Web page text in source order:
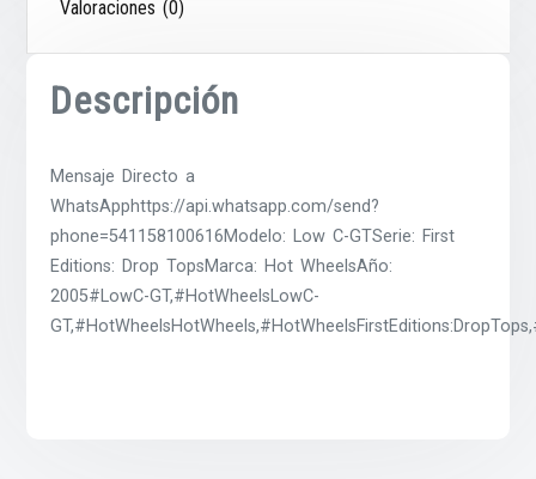
Valoraciones (0)
Descripción
Mensaje Directo a
WhatsApphttps://api.whatsapp.com/send?
phone=541158100616Modelo: Low C-GTSerie: First
Editions: Drop TopsMarca: Hot WheelsAño:
2005#LowC-GT,#HotWheelsLowC-